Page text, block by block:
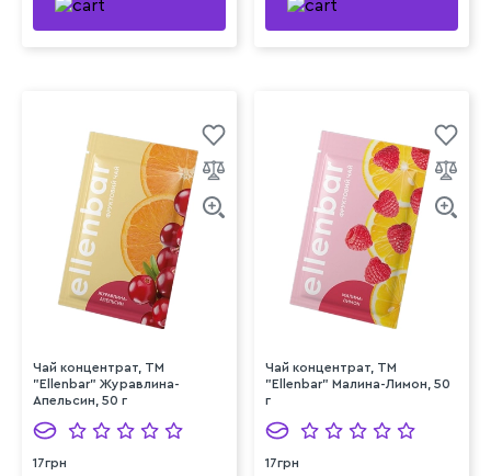
Чай концентрат, TM
"Ellenbar" Журавлина-
Апельсин, 50 г
17грн
Чай концентрат, TM
"Ellenbar" Малина-Лимон, 50
г
17грн